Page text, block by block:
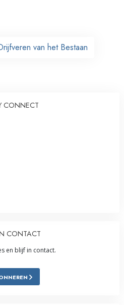
van het Bestaan
CONNECT
CONTACT
en blijf in contact.